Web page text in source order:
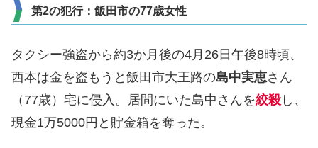
第2の犯行：飯田市の77歳女性
タクシー強盗から約3か月後の4月26日午後8時頃、
西本は金を盗もうと飯田市大王路の島中実恵さん
（77歳）宅に侵入。居間にいた島中さんを絞殺 し、
現金1万5000円と貯金箱を奪った。